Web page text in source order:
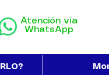
Atención vía
WhatsApp